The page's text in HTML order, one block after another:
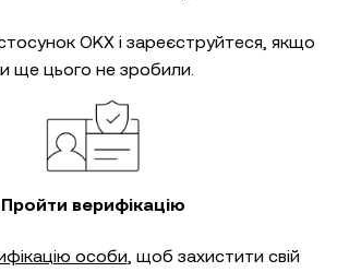
OKX і зареєструйтеся, якщо
ще цього не зробили.
Пройти верифікацію
особи, щоб захистити свій